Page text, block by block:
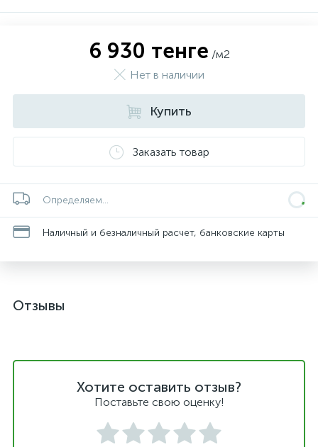
6 930 тенге /м2
Нет в наличии
Купить
Заказать товар
Определяем...
Наличный и безналичный расчет, банковские карты
Отзывы
Хотите оставить отзыв?
Поставьте свою оценку!